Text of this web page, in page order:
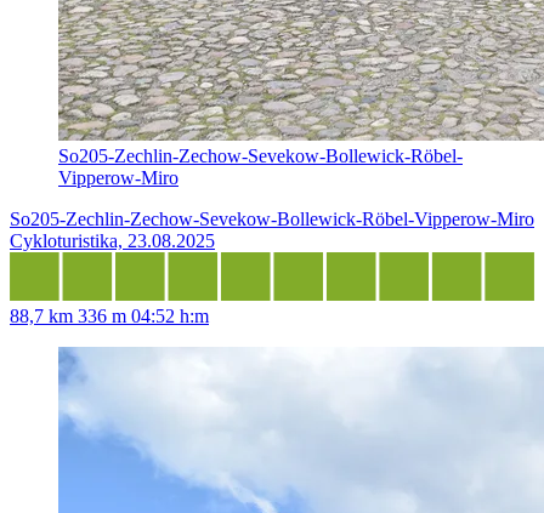
So205-Zechlin-Zechow-Sevekow-Bollewick-Röbel-
Vipperow-Miro
So205-Zechlin-Zechow-Sevekow-Bollewick-Röbel-Vipperow-Miro
Cykloturistika, 23.08.2025
88,7 km 336 m 04:52 h:m